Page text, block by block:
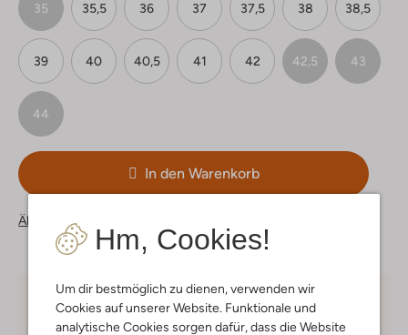
Hm, Cookies!
Um dir bestmöglich zu dienen, verwenden wir
Cookies auf unserer Website. Funktionale und
analytische Cookies sorgen dafür, dass die Website
35 35,5 36 37 37,5 38 38,5
39 40 40,5 41 42 42,5 43
44
In den Warenkorb
Ähnliche Artikel
Kostenloser Versandab € 75 für Club-Omoda
Mitglieder in Deutschland